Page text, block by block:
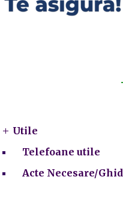
Utile
Telefoane utile
Acte Necesare/Ghid